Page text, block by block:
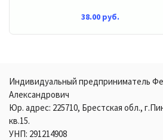
38.00 руб.
Индивидуальный предприниматель
Александрович
Юр. адрес: 225710, Брестская обл.,
кв.15.
УНП: 291214908